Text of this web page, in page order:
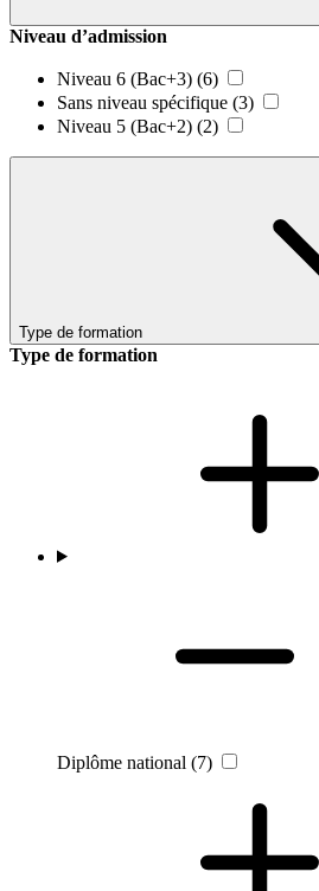
Niveau d’admission
Niveau 6 (Bac+3) (6)
Sans niveau spécifique (3)
Niveau 5 (Bac+2) (2)
Type de formation
Type de formation
Diplôme national (7)